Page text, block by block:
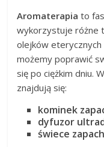
Aromaterapia to
wykorzystuje różne
olejków
możemy poprawić
się po ciężkim dniu.
znajdują się:
kominek
dyfuzor
świece